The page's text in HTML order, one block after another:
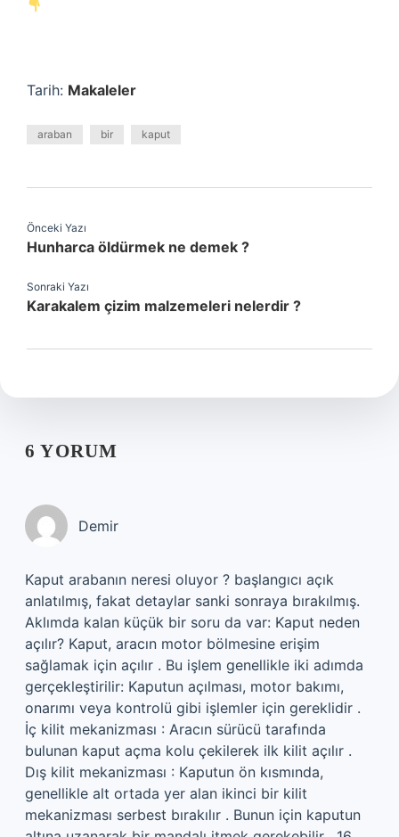
Tarih: Makaleler
araban bir kaput
Önceki Yazı
Hunharca öldürmek ne demek ?
Sonraki Yazı
Karakalem çizim malzemeleri nelerdir ?
6 YORUM
Demir
Kaput arabanın neresi oluyor ? başlangıcı açık
anlatılmış, fakat detaylar sanki sonraya bırakılmış.
Aklımda kalan küçük bir soru da var: Kaput neden
açılır? Kaput, aracın motor bölmesine erişim
sağlamak için açılır . Bu işlem genellikle iki adımda
gerçekleştirilir: Kaputun açılması, motor bakımı,
onarımı veya kontrolü gibi işlemler için gereklidir .
İç kilit mekanizması : Aracın sürücü tarafında
bulunan kaput açma kolu çekilerek ilk kilit açılır .
Dış kilit mekanizması : Kaputun ön kısmında,
genellikle alt ortada yer alan ikinci bir kilit
mekanizması serbest bırakılır . Bunun için kaputun